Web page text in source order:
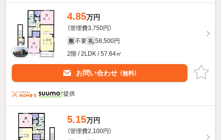
4.85万円
（管理費3,750円）
敷 不要 礼 58,500円
2階 / 2LDK / 57.64㎡
お問い合わせ （無料）
提供
5.15万円
（管理費2,100円）